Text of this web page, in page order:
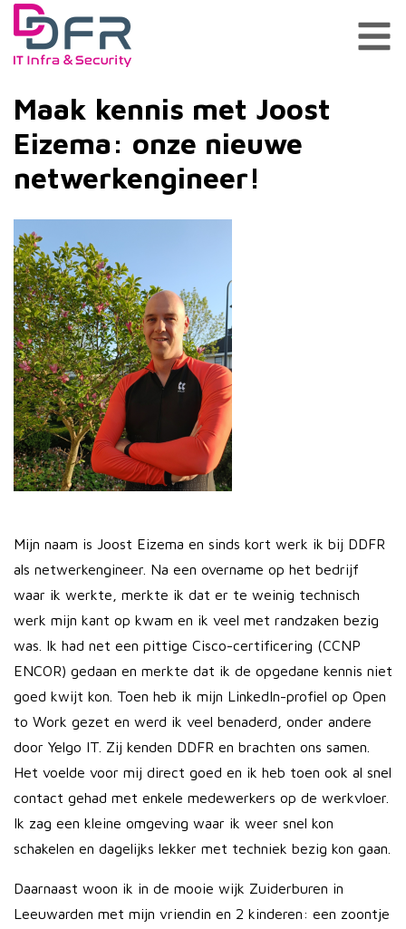
Maak kennis met Joost
Eizema: onze nieuwe
netwerkengineer!
Mijn naam is Joost Eizema en sinds kort werk ik bij DDFR
als netwerkengineer. Na een overname op het bedrijf
waar ik werkte, merkte ik dat er te weinig technisch
werk mijn kant op kwam en ik veel met randzaken bezig
was. Ik had net een pittige Cisco-certificering (CCNP
ENCOR) gedaan en merkte dat ik de opgedane kennis niet
goed kwijt kon. Toen heb ik mijn LinkedIn-profiel op Open
to Work gezet en werd ik veel benaderd, onder andere
door Yelgo IT. Zij kenden DDFR en brachten ons samen.
Het voelde voor mij direct goed en ik heb toen ook al snel
contact gehad met enkele medewerkers op de werkvloer.
Ik zag een kleine omgeving waar ik weer snel kon
schakelen en dagelijks lekker met techniek bezig kon gaan.
Daarnaast woon ik in de mooie wijk Zuiderburen in
Leeuwarden met mijn vriendin en 2 kinderen: een zoontje